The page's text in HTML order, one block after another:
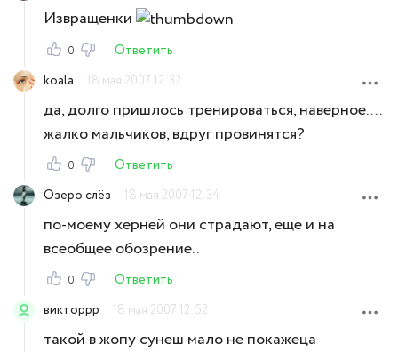
Извращенки
0
Ответить
koala
18 мая 2007 12:32
да, долго пришлось тренироваться, наверное....
жалко мальчиков, вдруг провинятся?
0
Ответить
Озеро слёз
18 мая 2007 12:34
по-моему херней они страдают, еще и на
всеобщее обозрение..
0
Ответить
викторрр
18 мая 2007 12:52
такой в жопу сунеш мало не покажеца